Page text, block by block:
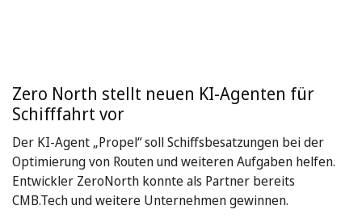
Zero North stellt neuen KI-Agenten für
Schifffahrt vor
Der KI-Agent „Propel“ soll Schiffsbesatzungen bei der
Optimierung von Routen und weiteren Aufgaben helfen.
Entwickler ZeroNorth konnte als Partner bereits
CMB.Tech und weitere Unternehmen gewinnen.